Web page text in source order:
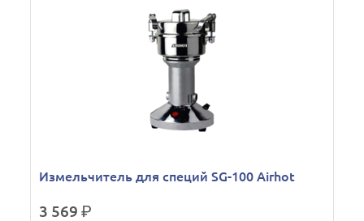
Измельчитель для специй SG-100 Airhot
3 569р.